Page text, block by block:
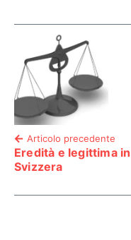
Articolo precedente
Eredità e legittima in
Svizzera